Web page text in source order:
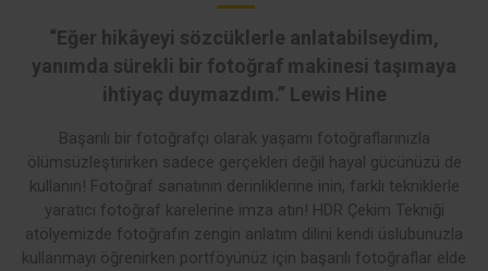
“Eğer hikâyeyi sözcüklerle anlatabilseydim,
yanımda sürekli bir fotoğraf makinesi taşımaya
ihtiyaç duymazdım.” Lewis Hine
Başarılı bir fotoğrafçı olarak yaşamı fotoğraflarınızla
ölümsüzleştirirken sadece gerçekleri değil hayal gücünüzü de
kullanın! Fotoğraf sanatının derinliklerine inin, farklı tekniklerle
yaratıcı fotoğraf karelerine imza atın! HDR Çekim Tekniği
atölyemizde fotoğrafın zengin anlatım dilini kendi üslubunuzla
kullanmayı öğrenirken portföyünüz için başarılı fotoğraflar elde